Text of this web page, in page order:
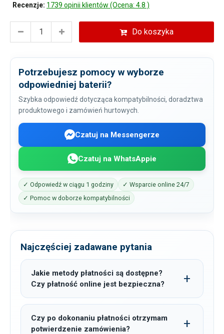
Recenzje: 1739 opinii klientów (Ocena: 4.8 )
Do koszyka
Potrzebujesz pomocy w wyborze
odpowiedniej baterii?
Szybka odpowiedź dotycząca kompatybilności, doradztwa
produktowego i zamówień hurtowych.
Czatuj na Messengerze
Czatuj na WhatsAppie
✓ Odpowiedź w ciągu 1 godziny
✓ Wsparcie online 24/7
✓ Pomoc w doborze kompatybilności
Najczęściej zadawane pytania
Jakie metody płatności są dostępne?
Czy płatność online jest bezpieczna?
Czy po dokonaniu płatności otrzymam
potwierdzenie zamówienia?